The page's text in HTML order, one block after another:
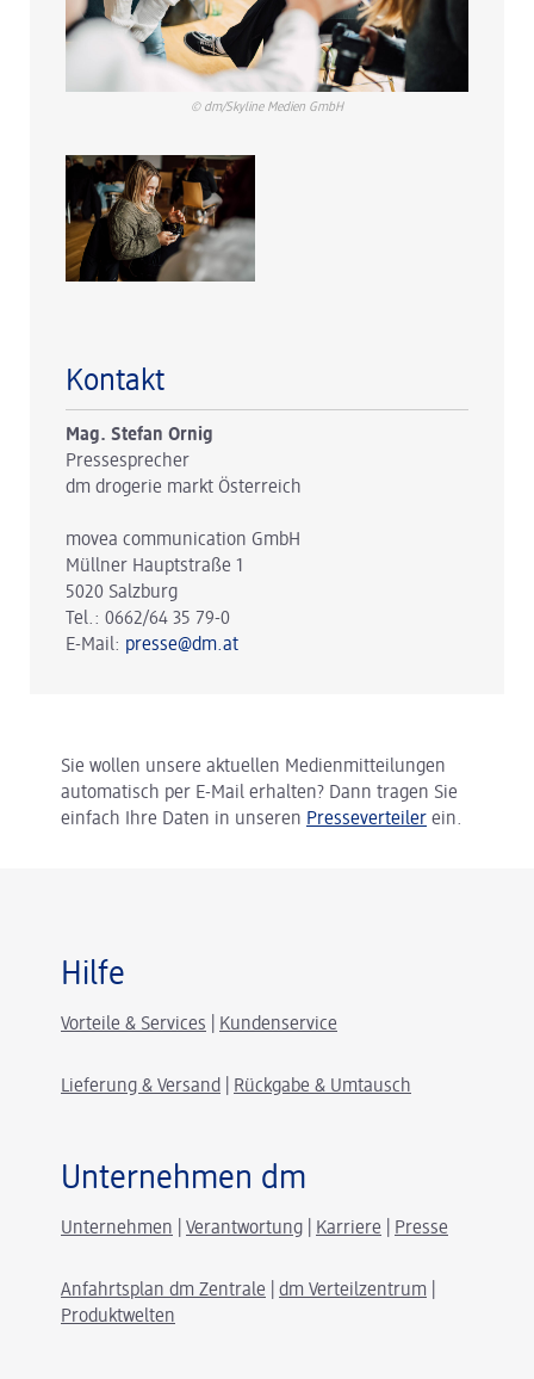
© dm/Skyline Medien GmbH
Kontakt
Mag. Stefan Ornig
Pressesprecher
dm drogerie markt Österreich
movea communication GmbH
Müllner Hauptstraße 1
5020 Salzburg
Tel.: 0662/64 35 79-0
E-Mail: presse@dm.at
Sie wollen unsere aktuellen Medienmitteilungen
automatisch per E-Mail erhalten? Dann tragen Sie
einfach Ihre Daten in unseren Presseverteiler ein.
Hilfe
Vorteile & Services Kundenservice
Lieferung & Versand Rückgabe & Umtausch
Unternehmen dm
Unternehmen Verantwortung Karriere Presse
Anfahrtsplan dm Zentrale dm Verteilzentrum
Produktwelten